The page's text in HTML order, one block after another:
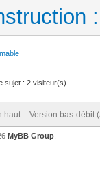
sujet : 2 visiteur(s)
haut Version bas-débit
MyBB Group